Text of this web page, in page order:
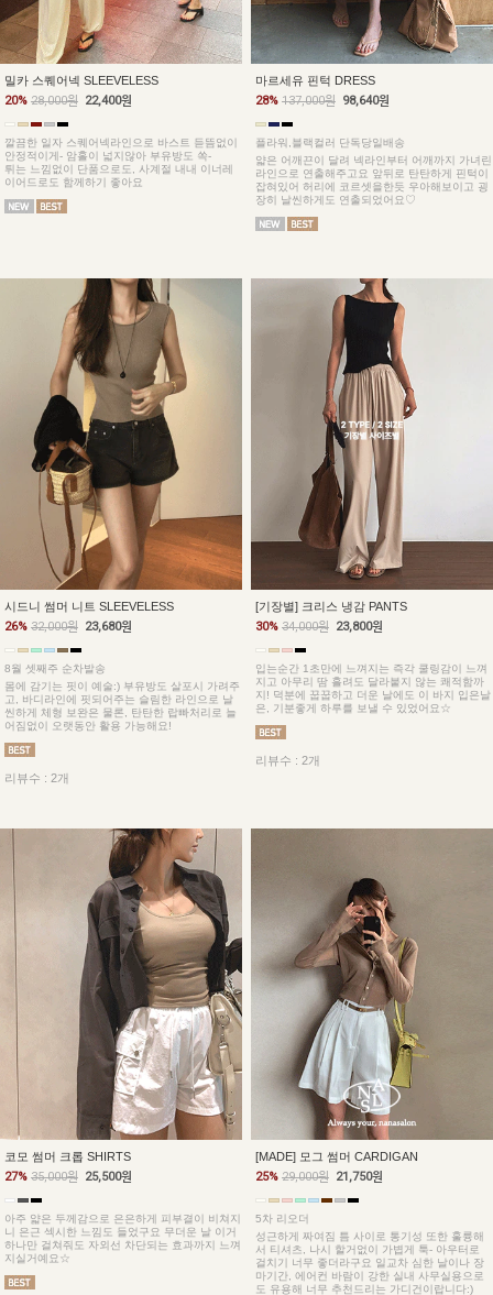
밀카 스퀘어넥 SLEEVELESS
20% 28,000원 22,400원
깔끔한 일자 스퀘어넥라인으로 바스트 듣뜸없이
안정적이게- 암홀이 넓지않아 부유방도 쏙-
튀는 느낌없이 단품으로도, 사계절 내내 이너레
이어드로도 함께하기 좋아요
마르세유 핀턱 DRESS
28% 137,000원 98,640원
플라워,블랙컬러 단독당일배송
얇은 어깨끈이 달려 넥라인부터 어깨까지 가녀린
라인으로 연출해주고요 앞뒤로 탄탄하게 핀턱이
잡혀있어 허리에 코르셋을한듯 우아해보이고 굉
장히 날씬하게도 연출되었어요♡
시드니 썸머 니트 SLEEVELESS
26% 32,000원 23,680원
8월 셋째주 순차발송
몸에 감기는 핏이 예술:) 부유방도 살포시 가려주
고, 바디라인에 핏되어주는 슬림한 라인으로 날
씬하게 체형 보완은 물론, 탄탄한 랍빠처리로 늘
어짐없이 오랫동안 활용 가능해요!
리뷰수 : 2개
[기장별] 크리스 냉감 PANTS
30% 34,000원 23,800원
입는순간 1초만에 느껴지는 즉각 쿨링감이 느껴
지고 아무리 땀 흘려도 달라붙지 않는 쾌적함까
지! 덕분에 꿉꿉하고 더운 날에도 이 바지 입은날
은, 기분좋게 하루를 보낼 수 있었어요☆
리뷰수 : 2개
코모 썸머 크롭 SHIRTS
27% 35,000원 25,500원
아주 얇은 두께감으로 은은하게 피부결이 비쳐지
니 은근 섹시한 느낌도 들었구요 무더운 날 이거
하나만 걸쳐줘도 자외선 차단되는 효과까지 느껴
지실거예요☆
[MADE] 모그 썸머 CARDIGAN
25% 29,000원 21,750원
5차 리오더
성근하게 짜여짐 틈 사이로 통기성 또한 훌륭해
서 티셔츠, 나시 할거없이 가볍게 툭- 아우터로
걸치기 너무 좋더라구요 일교차 심한 날이나 장
마기간, 에어컨 바람이 강한 실내 사무실용으로
도 유용해 너무 추천드리는 가디건이랍니다:)